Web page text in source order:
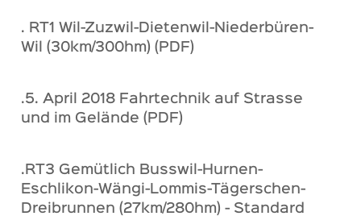
. RT1 Wil-Zuzwil-Dietenwil-Niederbüren-
Wil (30km/300hm) (PDF)
.5. April 2018 Fahrtechnik auf Strasse
und im Gelände (PDF)
.RT3 Gemütlich Busswil-Hurnen-
Eschlikon-Wängi-Lommis-Tägerschen-
Dreibrunnen (27km/280hm) - Standard